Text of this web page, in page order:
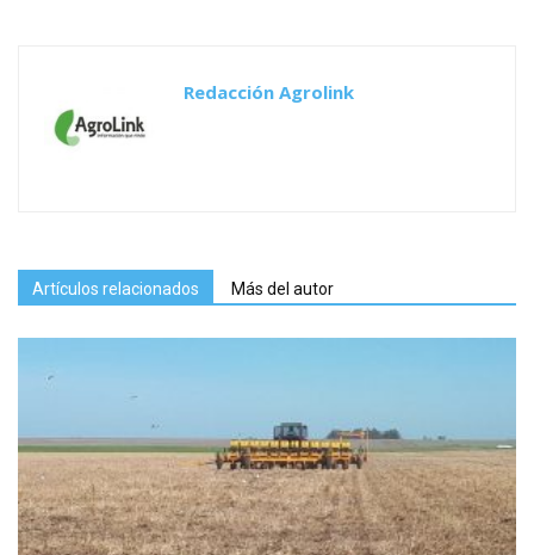
Redacción Agrolink
Artículos relacionados Más del autor